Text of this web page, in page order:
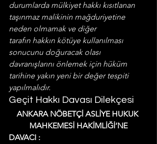
durumlarda mülkiyet hakkı kısıtlanan
taşınmaz malikinin mağduriyetine
neden olmamak ve diğer
tarafın hakkın kötüye kullanılması
sonucunu doğuracak olası
davranışlarını önlemek için hüküm
tarihine yakın yeni bir değer tespiti
yapılmalıdır.
Geçit Hakkı Davası Dilekçesi
ANKARA NÖBETÇİ ASLİYE HUKUK
MAHKEMESİ HAKİMLİĞİ’NE
DAVACI :